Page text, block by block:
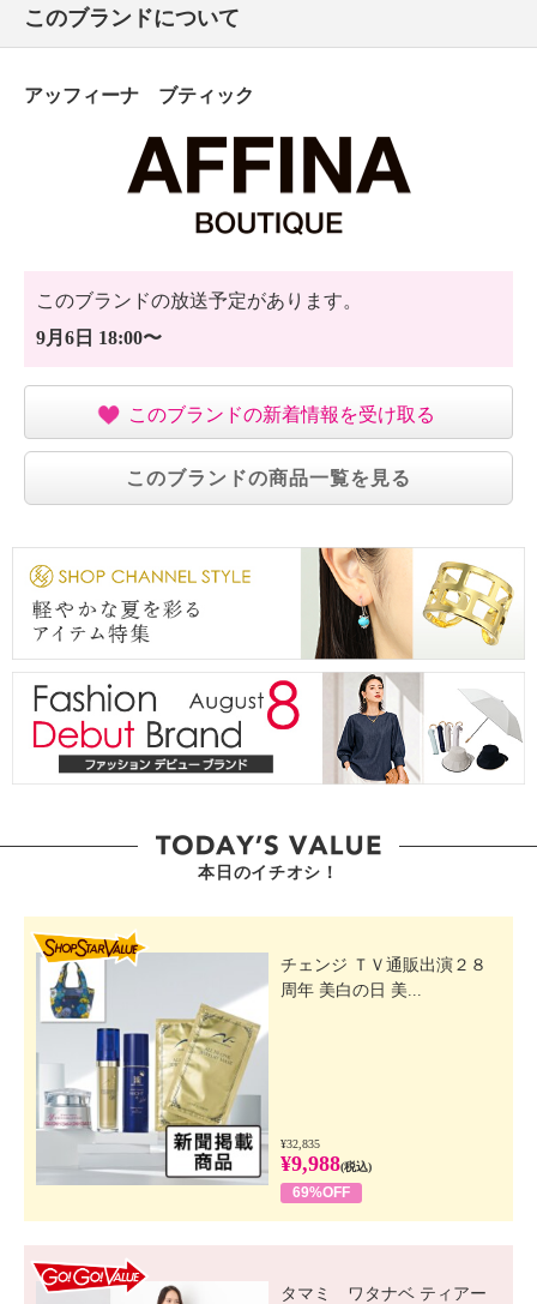
このブランドについて
アッフィーナ ブティック
このブランドの放送予定があります。
9月6日 18:00〜
このブランドの新着情報を受け取る
このブランドの商品一覧を見る
本日のイチオシ！
チェンジ ＴＶ通販出演２８
周年 美白の日 美...
¥32,835
¥9,988(税込)
69%OFF
タマミ ワタナベ ティアー